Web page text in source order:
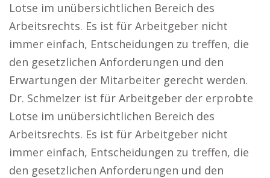
Lotse im unübersichtlichen Bereich des
Arbeitsrechts. Es ist für Arbeitgeber nicht
immer einfach, Entscheidungen zu treffen, die
den gesetzlichen Anforderungen und den
Erwartungen der Mitarbeiter gerecht werden.
Dr. Schmelzer ist für Arbeitgeber der erprobte
Lotse im unübersichtlichen Bereich des
Arbeitsrechts. Es ist für Arbeitgeber nicht
immer einfach, Entscheidungen zu treffen, die
den gesetzlichen Anforderungen und den